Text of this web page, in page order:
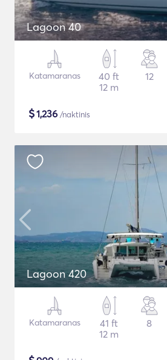
Lagoon 40
Katamaranas
40 ft
12 m
12
$1,236 /naktinis
Lagoon 420
Katamaranas
41 ft
12 m
8